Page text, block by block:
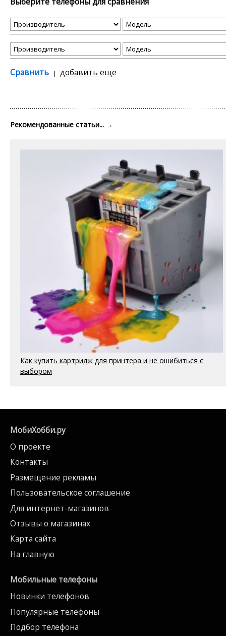
Сравнить добавить еще
Рекомендованные статьи... →
Как купить картридж для принтера и не ошибиться с
выбором
МобиХобби.ру
О проекте
Контакты
Размещение рекламы
Пользовательское соглашение
Для интернет-магазинов
Отзывы о магазинах
Карта сайта
На главную
Мобильные телефоны
Новинки телефонов
Популярные телефоны
Подбор телефона